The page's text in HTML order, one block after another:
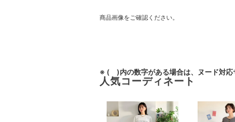
商品画像をご確認ください。
※ ( )内の数字がある場合は、ヌード対応
人気コーディネート